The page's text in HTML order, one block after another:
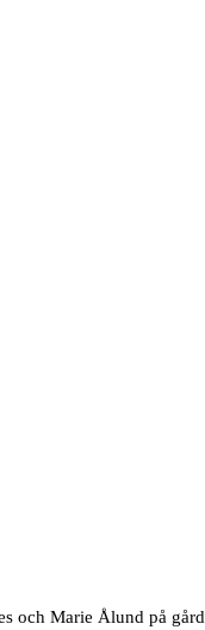
och Marie Ålund på